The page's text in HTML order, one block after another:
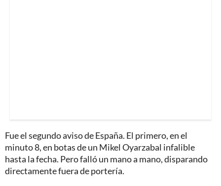
Fue el segundo aviso de España. El primero, en el
minuto 8, en botas de un Mikel Oyarzabal infalible
hasta la fecha. Pero falló un mano a mano, disparando
directamente fuera de portería.